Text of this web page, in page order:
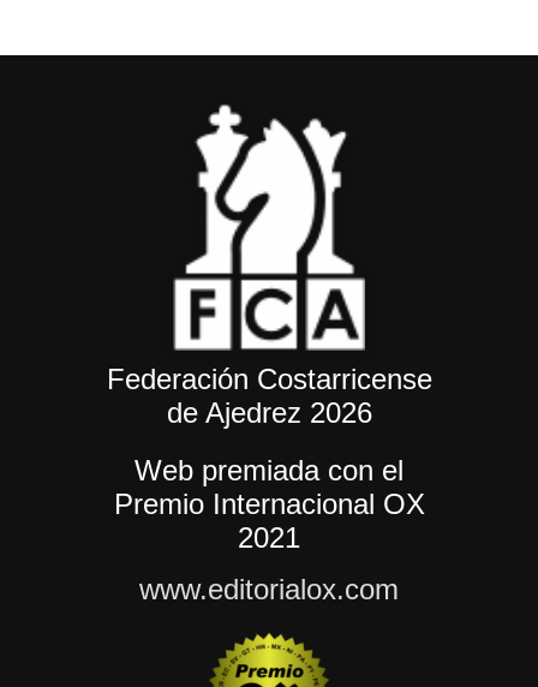
Federación Costarricense
de Ajedrez 2026
Web premiada con el
Premio Internacional OX
2021
www.editorialox.com